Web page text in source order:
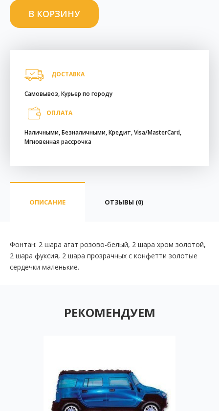
ДОСТАВКА
Самовывоз, Курьер по городу
ОПЛАТА
Наличными, Безналичными, Кредит, Visa/MasterCard,
Мгновенная рассрочка
ОПИСАНИЕ ОТЗЫВЫ (0)
Фонтан: 2 шара агат розово-белый, 2 шара хром золотой,
2 шара фуксия, 2 шара прозрачных с конфетти золотые
сердечки маленькие.
РЕКОМЕНДУЕМ